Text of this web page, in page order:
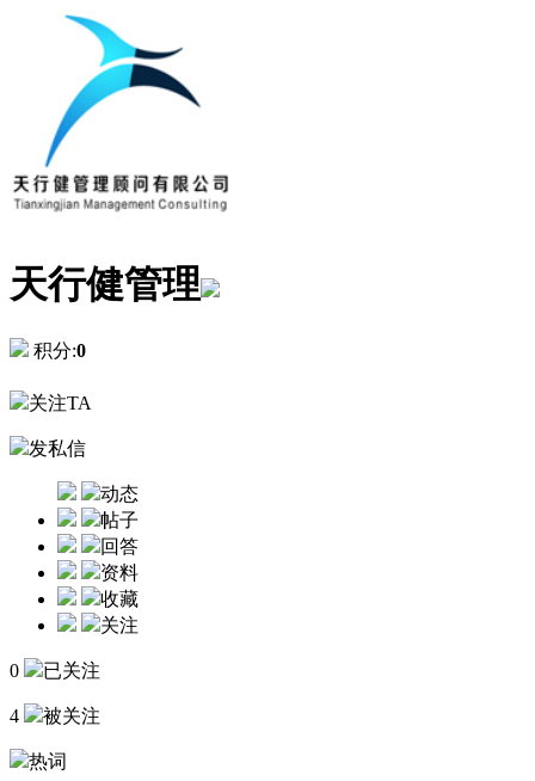
天行健管理
积分:0
关注TA
发私信
动态
帖子
回答
资料
收藏
关注
0 已关注
4 被关注
热词